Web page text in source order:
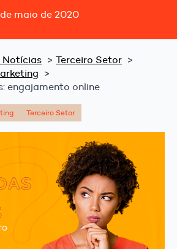
maio de 2020
Notícias
Terceiro Setor
engajamento online
Terceiro Setor